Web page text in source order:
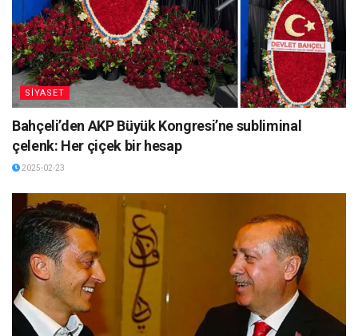
SİYASET
Bahçeli’den AKP Büyük Kongresi’ne subliminal
çelenk: Her çiçek bir hesap
2025-02-23